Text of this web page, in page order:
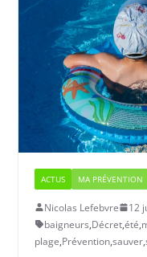
ACTUS MA PRÉVENTION
Nicolas Lefebvre 12
baigneurs,Décret,été,
plage,Prévention,sauver,